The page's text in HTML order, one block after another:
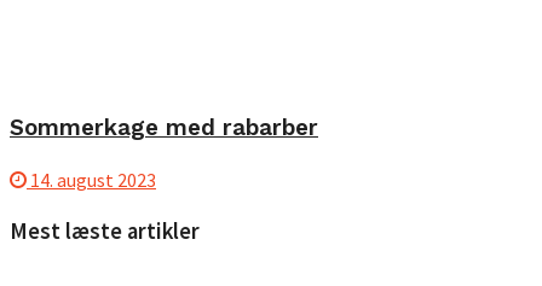
Sommerkage med rabarber
14. august 2023
Mest læste artikler